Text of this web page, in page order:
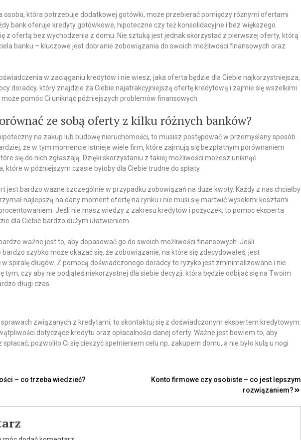
osoba, która potrzebuje dodatkowej gotówki, może przebierać pomiędzy różnymi ofertami
bank oferuje kredyty gotówkowe, hipoteczne czy też konsolidacyjne i bez większego
z ofertą bez wychodzenia z domu. Nie sztuką jest jednak skorzystać z pierwszej oferty, którą
banku – kluczowe jest dobranie zobowiązania do swoich możliwości finansowych oraz
w zaciąganiu kredytów i nie wiesz, jaka oferta będzie dla Ciebie najkorzystniejsza,
doradcy, który znajdzie za Ciebie najatrakcyjniejszą ofertę kredytową i zajmie się wszelkimi
pomóc Ci uniknąć późniejszych problemów finansowych.
ze sobą oferty z kilku różnych banków?
na zakup lub budowę nieruchomości, to musisz postępować w przemyślany sposób.
że w tym momencie istnieje wiele firm, które zajmują się bezpłatnym porównaniem
się do nich zgłaszają. Dzięki skorzystaniu z takiej możliwości możesz uniknąć
w późniejszym czasie byłoby dla Ciebie trudne do spłaty.
jest bardzo ważne szczególnie w przypadku zobowiązań na duże kwoty. Każdy z nas chciałby
najlepszą na dany moment ofertę na rynku i nie musi się martwić wysokimi kosztami
Jeśli nie masz wiedzy z zakresu kredytów i pożyczek, to pomoc eksperta
dla Ciebie bardzo dużym ułatwieniem.
ważne jest to, aby dopasować go do swoich możliwości finansowych. Jeśli
szybko może okazać się, że zobowiązanie, na które się zdecydowałeś, jest
spiralę długów. Z pomocą doświadczonego doradcy to ryzyko jest zminimalizowane i nie
tym, czy aby nie podjąłeś niekorzystnej dla siebie decyzji, która będzie odbijać się na Twoim
długi czas.
związanych z kredytami, to skontaktuj się z doświadczonym ekspertem kredytowym.
dotyczące kredytu oraz opłacalności danej oferty. Ważne jest bowiem to, aby
pozwoliło Ci się cieszyć spełnieniem celu np. zakupem domu, a nie było kulą u nogi
– co trzeba wiedzieć?
Konto firmowe czy osobiste – co jest lepszym
rozwiązaniem?